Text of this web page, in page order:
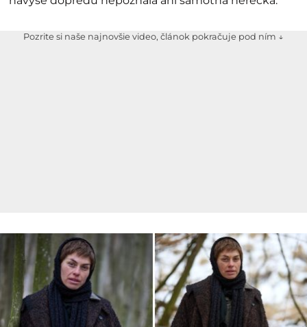
Pozrite si naše najnovšie video, článok pokračuje pod ním ↓